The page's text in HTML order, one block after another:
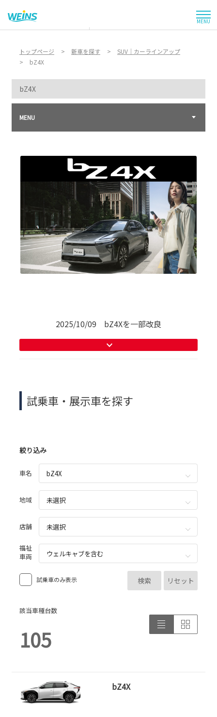
MENU
地域応援活動
企業情報 採用情報
法人のお客様
各種予約
0800-080-5365
トップページ 新車を探す
SUV｜カーラインアップ
bZ4X
bZ4X
MENU
2025/10/09 bZ4Xを一部改良
試乗車・展示車を探す
絞り込み
車名
地域
店舗
福祉
車両
試乗車のみ表示 検索 リセット
該当車種台数
105
bZ4X